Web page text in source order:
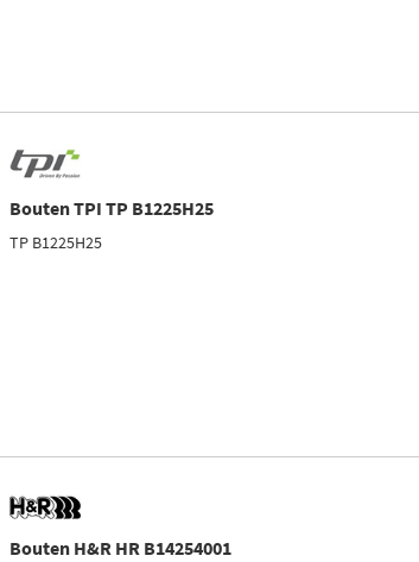
Bouten TPI TP B1225H25
TP B1225H25
Bouten H&R HR B14254001